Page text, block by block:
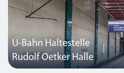
U-Bahn Haltestelle
Rudolf Oetker Halle